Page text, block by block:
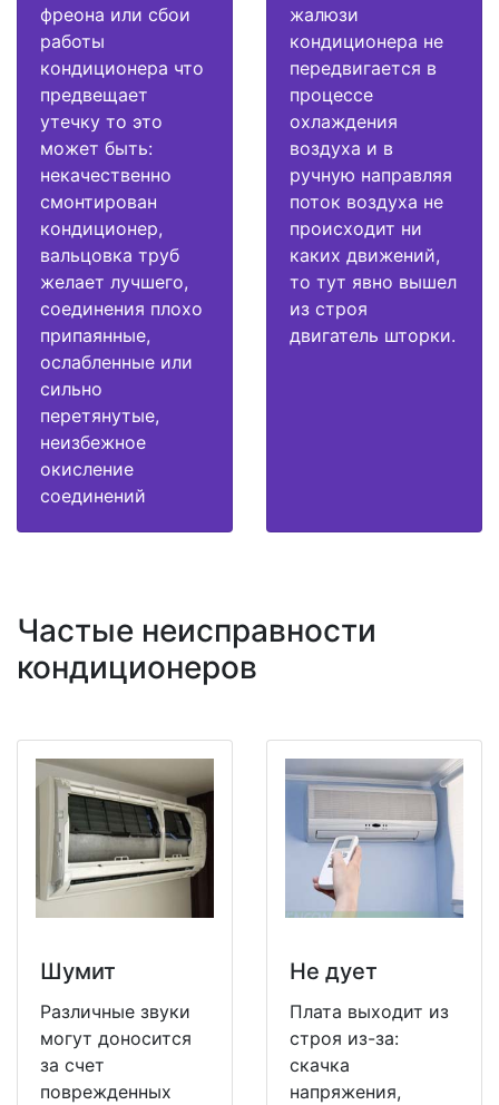
фреона или сбои
работы
кондиционера что
предвещает
утечку то это
может быть:
некачественно
смонтирован
кондиционер,
вальцовка труб
желает лучшего,
соединения плохо
припаянные,
ослабленные или
сильно
перетянутые,
неизбежное
окисление
соединений
жалюзи
кондиционера не
передвигается в
процессе
охлаждения
воздуха и в
ручную направляя
поток воздуха не
происходит ни
каких движений,
то тут явно вышел
из строя
двигатель шторки.
Частые неисправности
кондиционеров
Шумит
Различные звуки
могут доносится
за счет
поврежденных
Не дует
Плата выходит из
строя из-за:
скачка
напряжения,